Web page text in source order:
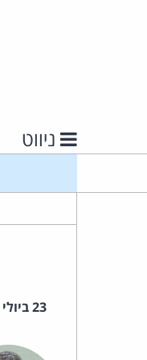
ניווט
23 ביולי 2009